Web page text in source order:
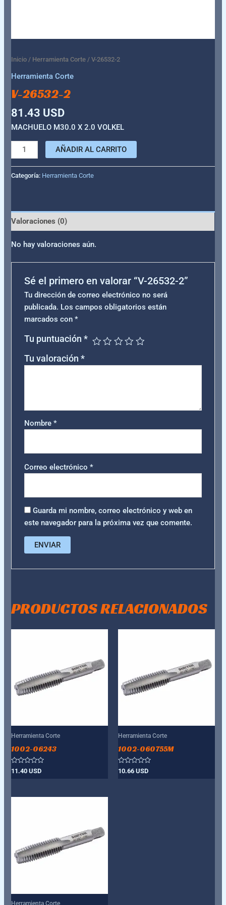
Inicio / Herramienta Corte / V-26532-2
Herramienta Corte
V-26532-2
81.43 USD
MACHUELO M30.0 X 2.0 VOLKEL
AÑADIR AL CARRITO
Categoría: Herramienta Corte
Valoraciones (0)
No hay valoraciones aún.
Sé el primero en valorar “V-26532-2”
Tu dirección de correo electrónico no será
publicada. Los campos obligatorios están
marcados con *
Tu puntuación *
Tu valoración *
Nombre *
Correo electrónico *
Guarda mi nombre, correo electrónico y web en
este navegador para la próxima vez que comente.
PRODUCTOS RELACIONADOS
Herramienta Corte
1002-06243
Valorado
con
11.40USD
Herramienta Corte
1002-060755M
Valorado
con
10.66 USD
Herramienta Corte